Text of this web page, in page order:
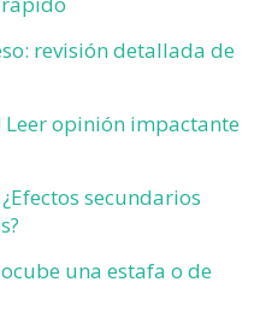
revisión detallada de
Leer opinión impactante
secundarios
una estafa o de